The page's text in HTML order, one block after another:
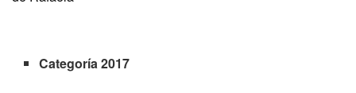
Categoría 2017